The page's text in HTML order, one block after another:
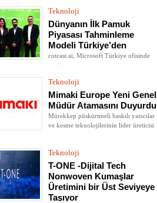
teknik tekstiller için geliştirdiği
sürdürülebilir çözümlerini sergileyerek
sektördeki öncü konumunu bir kez daha
ortaya koydu
Teknoloji
Dünyanın İlk Pamuk
Piyasası Tahminleme
Modeli Türkiye’den
cotcast.ai, Microsoft Türkiye ofisinde
Teknoloji
Mimaki Europe Yeni Genel
Müdür Atamasını Duyurdu
Mürekkep püskürtmeli baskılı yazıcılar
ve kesme teknolojilerinin lider üreticisi
duyurdu.
Teknoloji
T-ONE -Dijital Tech
Nonwoven Kumaşlar
Üretimini bir Üst Seviyeye
Taşıyor